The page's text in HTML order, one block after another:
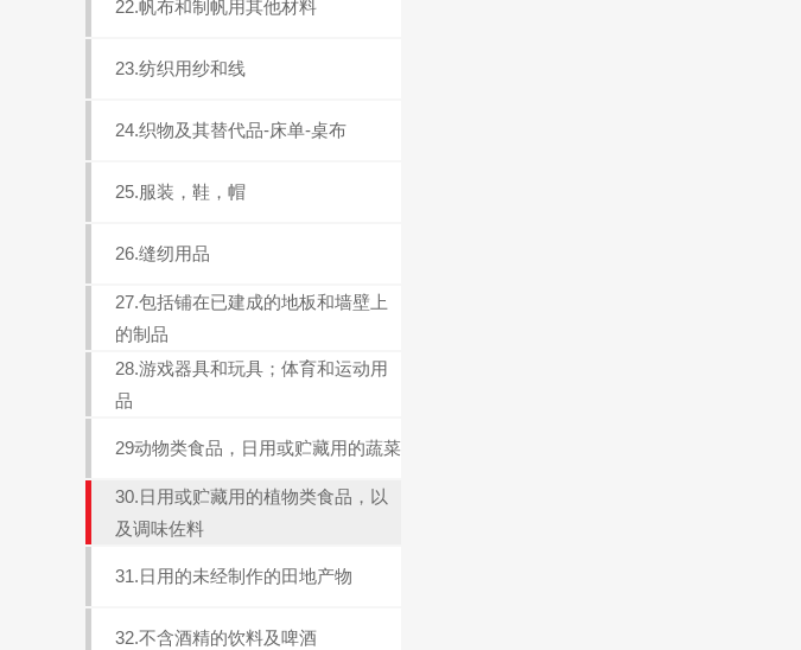
22.帆布和制帆用其他材料
23.纺织用纱和线
24.织物及其替代品-床单-桌布
25.服装，鞋，帽
26.缝纫用品
27.包括铺在已建成的地板和墙壁上
的制品
28.游戏器具和玩具；体育和运动用
品
29动物类食品，日用或贮藏用的蔬菜
30.日用或贮藏用的植物类食品，以
及调味佐料
31.日用的未经制作的田地产物
32.不含酒精的饮料及啤酒